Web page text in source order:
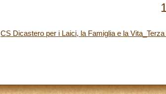
CS Dicastero per i Laici, la Famiglia e la